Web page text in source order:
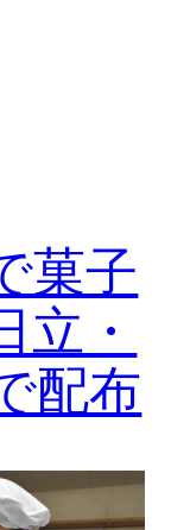
菓子
・
配布